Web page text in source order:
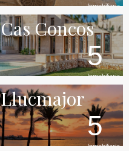
Inmobiliaria
Cas Concos
5
Inmobiliaria
Llucmajor
5
Inmobiliaria